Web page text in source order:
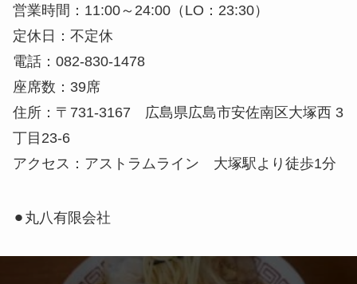
営業時間：11:00～24:00（LO：23:30）
定休日：不定休
電話：082-830-1478
座席数：39席
住所：〒731-3167 広島県広島市安佐南区大塚西 3
丁目23-6
アクセス：アストラムライン 大塚駅より徒歩1分
⚫︎丸八有限会社